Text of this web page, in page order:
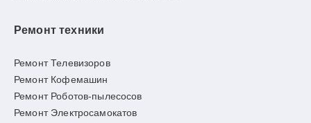
Ремонт техники
Ремонт Телевизоров
Ремонт Кофемашин
Ремонт Роботов-пылесосов
Ремонт Электросамокатов